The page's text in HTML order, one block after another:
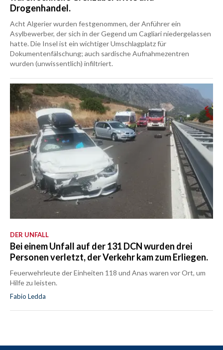
Drogenhandel.
Acht Algerier wurden festgenommen, der Anführer ein
Asylbewerber, der sich in der Gegend um Cagliari niedergelassen
hatte. Die Insel ist ein wichtiger Umschlagplatz für
Dokumentenfälschung; auch sardische Aufnahmezentren
wurden (unwissentlich) infiltriert.
DER UNFALL
Bei einem Unfall auf der 131 DCN wurden drei
Personen verletzt, der Verkehr kam zum Erliegen.
Feuerwehrleute der Einheiten 118 und Anas waren vor Ort, um
Hilfe zu leisten.
Fabio Ledda